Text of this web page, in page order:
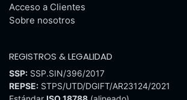
Acceso a Clientes
Sobre nosotros
REGISTROS & LEGALIDAD
SSP: SSP.SIN/396/2017
REPSE: STPS/UTD/DGIFT/AR23124/2021